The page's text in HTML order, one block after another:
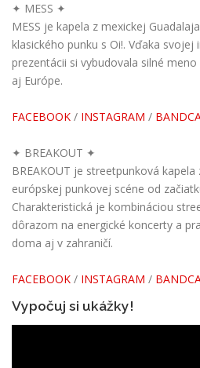
✦ MESS ✦
MESS je kapela z mexickej
klasického punku s Oi!. Vďaka
prezentácii si vybudovala silné
aj Európe.
FACEBOOK / INSTAGRAM /
✦ BREAKOUT ✦
BREAKOUT je streetpunková
európskej punkovej scéne od
Charakteristická je kombináciou
dôrazom na energické koncerty a
doma aj v zahraničí.
FACEBOOK / INSTAGRAM /
Vypočuj si ukážky!